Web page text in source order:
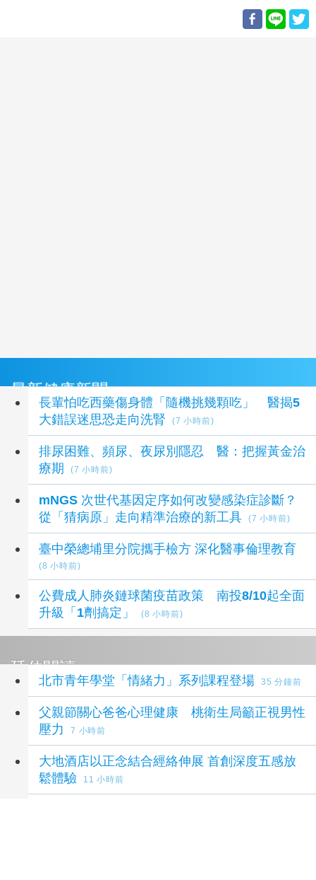
最新健康新聞
長輩怕吃西藥傷身體「隨機挑幾顆吃」 醫揭5
大錯誤迷思恐走向洗腎
(7 小時前)
排尿困難、頻尿、夜尿別隱忍 醫：把握黃金治
療期
(7 小時前)
mNGS 次世代基因定序如何改變感染症診斷？
從「猜病原」走向精準治療的新工具
(7 小時前)
臺中榮總埔里分院攜手檢方 深化醫事倫理教育
(8 小時前)
公費成人肺炎鏈球菌疫苗政策 南投8/10起全面
升級「1劑搞定」
(8 小時前)
延伸閱讀
北市青年學堂「情緒力」系列課程登場 35 分鐘前
父親節關心爸爸心理健康 桃衛生局籲正視男性
壓力
7 小時前
大地酒店以正念結合經絡伸展 首創深度五感放
鬆體驗
11 小時前